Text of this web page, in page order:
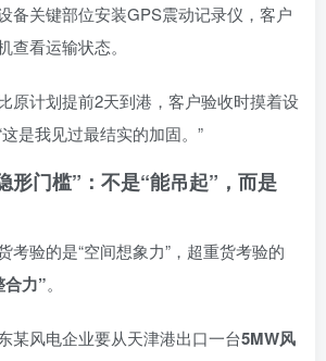
备关键部位安装GPS震动记录仪，客户
查看运输状态。
原计划提前2天到港，客户验收时摸着设
是我见过最结实的加固。”
形门槛”：不是“能吊起”，而是
考验的是“空间想象力”，超重货考验的
合力”。
某风电企业要从天津港出口一台5MW风